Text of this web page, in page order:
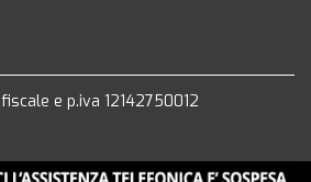
e p.iva 12142750012